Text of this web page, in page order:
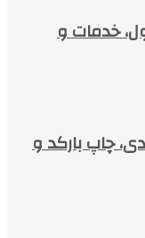
خدمات و
چاپ بارکد و